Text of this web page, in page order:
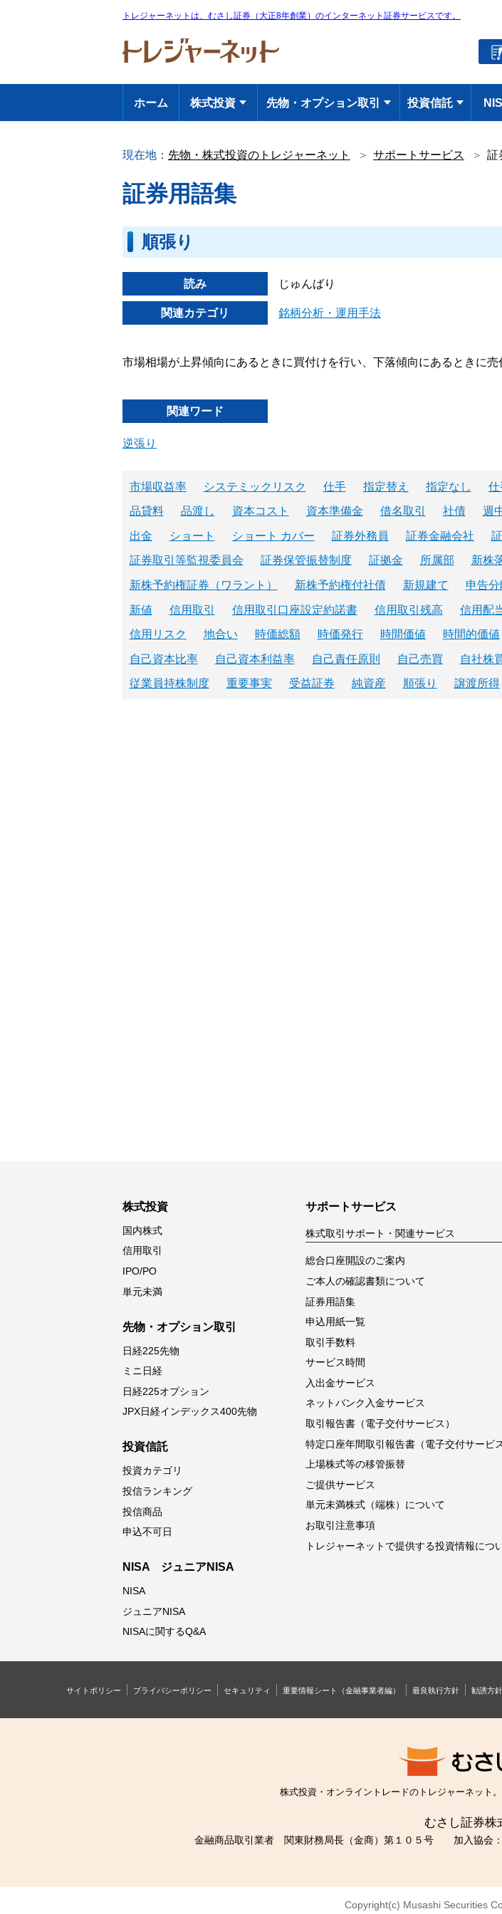
トレジャーネットは、 むさし証券（大正8年創業）のインターネット証券サービスです。
ホーム 株式投資 先物・オプション取引 投資信託
現在地： 先物・株式投資のトレジャーネット サポートサービス 証
証券用語集
順張り
読み じゅんばり
関連カテゴリ 銘柄分析・運用手法
市場相場が上昇傾向にあるときに買付けを行い、下落傾向にあるときに売
関連ワード
逆張り
市場収益率 システミックリスク 仕手 指定替え 指定なし 仕
品貸料 品渡し 資本コスト 資本準備金 借名取引 社債 週
出金 ショート ショート カバー 証券外務員 証券金融会社
証券取引等監視委員会 証券保管振替制度 証拠金 所属部 新株
新株予約権証券（ワラント） 新株予約権付社債 新規建て 申告
新値 信用取引 信用取引口座設定約諾書 信用取引残高 信用配
信用リスク 地合い 時価総額 時価発行 時間価値 時間的価値
自己資本比率 自己資本利益率 自己責任原則 自己売買 自社株
従業員持株制度 重要事実 受益証券 純資産 順張り 譲渡所得
株式投資
国内株式
信用取引
IPO/PO
単元未満
先物・オプション取引
日経225先物
ミニ日経
日経225オプション
JPX日経インデックス400先物
投資信託
投資カテゴリ
投信ランキング
投信商品
申込不可日
NISA ジュニアNISA
NISA
ジュニアNISA
NISAに関するQ&A
サポートサービス
株式取引サポート・関連サービス
総合口座開設のご案内
ご本人の確認書類について
証券用語集
申込用紙一覧
取引手数料
サービス時間
入出金サービス
ネットバンク入金サービス
取引報告書（電子交付サービス）
特定口座年間取引報告書（電子交付サービス
上場株式等の移管振替
ご提供サービス
単元未満株式（端株）について
お取引注意事項
トレジャーネットで提供する投資情報につ
サイトポリシー プライバシーポリシー セキュリティ 重要情報シート（金融事業者編） 最良執行方針 勧誘方針
株式投資・オンライントレードのトレジャーネット
むさし証券株
金融商品取引業者 関東財務局長（金商）第１０５号 加入協会
Copyright(c) Musashi Securities